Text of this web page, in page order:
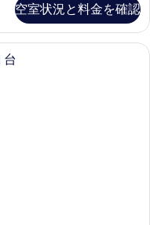
空室状況と料金を確認
ンチの液晶テレビ (ケーブル放送
台